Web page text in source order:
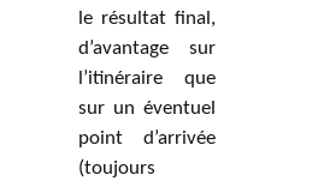
le résultat final,
d’avantage sur
l’itinéraire que
sur un éventuel
point d’arrivée
(toujours